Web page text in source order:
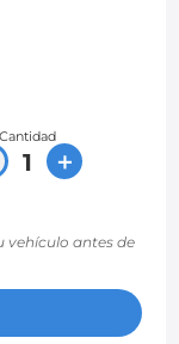
Cantidad
＋
vehículo antes de